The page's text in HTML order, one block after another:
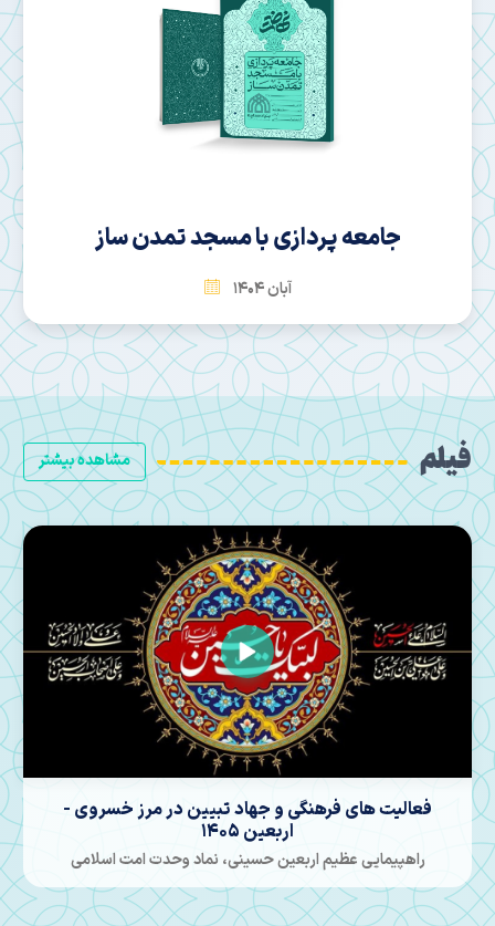
امید آینده
شهریور 1404
مشاهده بیشتر فیلم
علمت هرگز بر زمین نمی افتد... اربعین حسینی در مرز
خسروی
فعالیت های تبلیغی روحانیون اعزامی به مرز خسروی - 1405